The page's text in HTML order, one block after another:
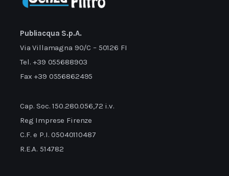
Publiacqua S.p.A.
Via Villamagna 90/C – 50126 FI
Tel. +39 055688903
Fax +39 0556862495
Cap. Soc. 150.280.056,72 i.v.
Reg Imprese Firenze
C.F. e P.I. 05040110487
R.E.A. 514782